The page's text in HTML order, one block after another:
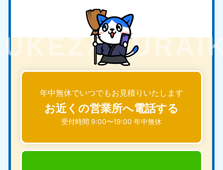
年中無休でいつでもお見積りいたします
お近くの営業所へ電話する
受付時間 9:00〜19:00 年中無休